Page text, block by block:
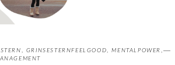
GRINSESTERNFEELGOOD ,MENTALPOWER